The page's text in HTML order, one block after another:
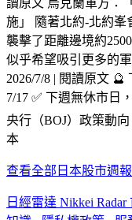
施」 隨著北約-北約峯
襲擊了距離邊境約
似乎希望吸引更多的
2026/7/8 | 閱讀原文
7/17 ✅ 下週無休市日
央行（BOJ）政策動
本
查看全部日本股市週報
日經雷達 Nikkei Radar